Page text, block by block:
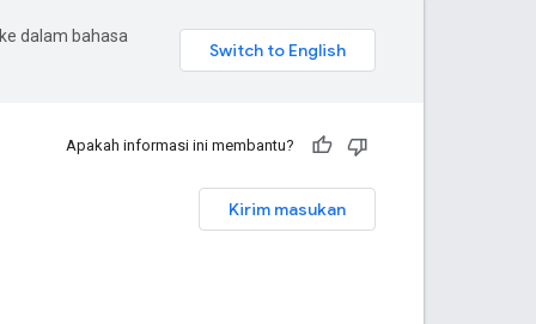
dalam bahasa
Apakah informasi ini membantu?
Kirim masukan